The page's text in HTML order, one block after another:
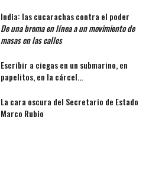
India: las cucarachas contra el poder
De una broma en línea a un movimiento de
masas en las calles
Escribir a ciegas en un submarino, en
papelitos, en la cárcel…
La cara oscura del Secretario de Estado
Marco Rubio